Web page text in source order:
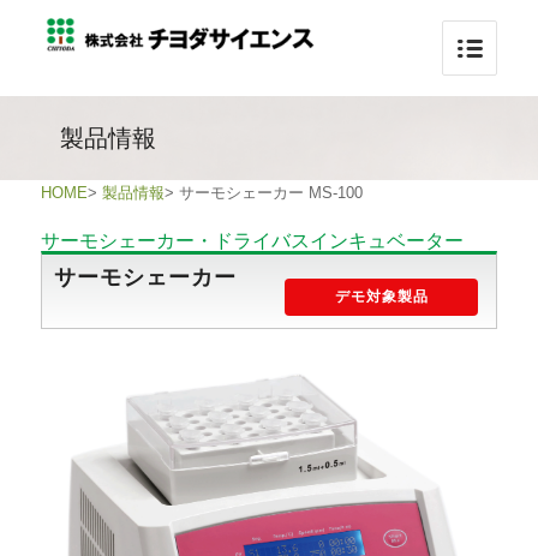
製品情報
HOME> 製品情報> サーモシェーカー MS-100
サーモシェーカー・ドライバスインキュベーター
サーモシェーカー
デモ対象製品